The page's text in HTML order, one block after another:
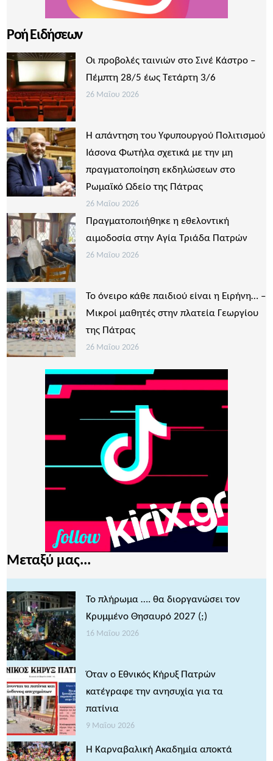
Ροή Ειδήσεων
Οι προβολές ταινιών στο Σινέ Κάστρο –
Πέμπτη 28/5 έως Τετάρτη 3/6
26 Μαΐου 2026
Η απάντηση του Υφυπουργού Πολιτισμού
Ιάσονα Φωτήλα σχετικά με την μη
πραγματοποίηση εκδηλώσεων στο
Ρωμαϊκό Ωδείο της Πάτρας
26 Μαΐου 2026
Πραγματοποιήθηκε η εθελοντική
αιμοδοσία στην Αγία Τριάδα Πατρών
26 Μαΐου 2026
Το όνειρο κάθε παιδιού είναι η Ειρήνη… –
Μικροί μαθητές στην πλατεία Γεωργίου
της Πάτρας
26 Μαΐου 2026
Μεταξύ μας...
Το πλήρωμα …. θα διοργανώσει τον
Κρυμμένο Θησαυρό 2027 (;)
16 Μαΐου 2026
Όταν ο Εθνικός Κήρυξ Πατρών
κατέγραφε την ανησυχία για τα
πατίνια
9 Μαΐου 2026
Η Καρναβαλική Ακαδημία αποκτά